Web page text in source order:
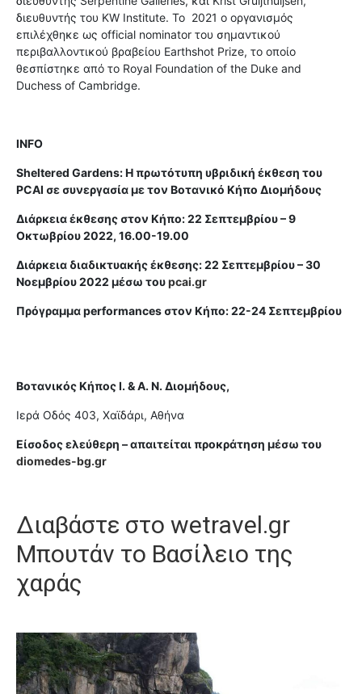
διευθυντής του KW Institute. Το 2021 o οργανισμός
επιλέχθηκε ως official nominator του σημαντικού
περιβαλλοντικού βραβείου Earthshot Prize, το οποίο
θεσπίστηκε από το Royal Foundation of the Duke and
Duchess of Cambridge.
INFO
Sheltered Gardens: Η πρωτότυπη υβριδική έκθεση του
PCAI σε συνεργασία με τον Βοτανικό Κήπο Διομήδους
Διάρκεια έκθεσης στον Κήπο: 22 Σεπτεμβρίου – 9
Οκτωβρίου 2022, 16.00-19.00
Διάρκεια διαδικτυακής έκθεσης: 22 Σεπτεμβρίου – 30
Νοεμβρίου 2022 μέσω τουpcai.gr
Πρόγραμμα performances στον Κήπο: 22-24 Σεπτεμβρίου
Βοτανικός Κήπος I. & Α. Ν. Διομήδους,
Ιερά Οδός 403, Χαϊδάρι, Αθήνα
Είσοδος ελεύθερη – απαιτείται προκράτηση μέσω του
diomedes-bg.gr
Διαβάστε στο wetravel.gr
Μπουτάν το Βασίλειο της
χαράς